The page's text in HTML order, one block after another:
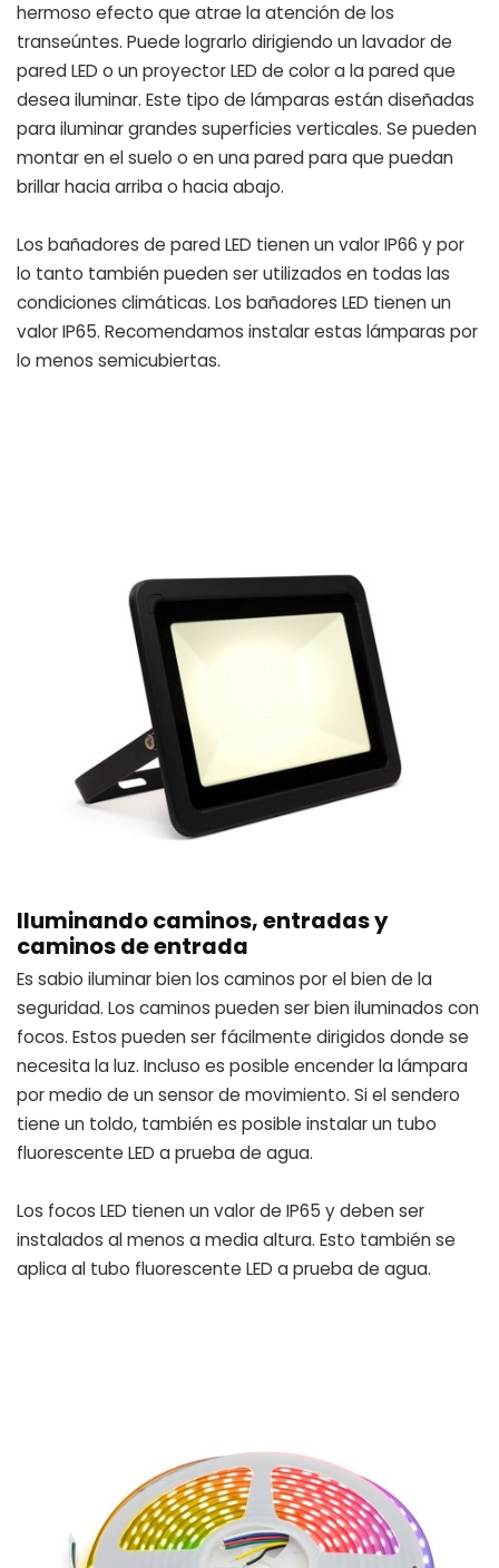
hermoso efecto que atrae la atención de los
transeúntes. Puede lograrlo dirigiendo un lavador de
pared LED o un proyector LED de color a la pared que
desea iluminar. Este tipo de lámparas están diseñadas
para iluminar grandes superficies verticales. Se pueden
montar en el suelo o en una pared para que puedan
brillar hacia arriba o hacia abajo.
Los bañadores de pared LED tienen un valor IP66 y por
lo tanto también pueden ser utilizados en todas las
condiciones climáticas. Los bañadores LED tienen un
valor IP65. Recomendamos instalar estas lámparas por
lo menos semicubiertas.
Iluminando caminos, entradas y
caminos de entrada
Es sabio iluminar bien los caminos por el bien de la
seguridad. Los caminos pueden ser bien iluminados con
focos. Estos pueden ser fácilmente dirigidos donde se
necesita la luz. Incluso es posible encender la lámpara
por medio de un sensor de movimiento. Si el sendero
tiene un toldo, también es posible instalar un tubo
fluorescente LED a prueba de agua.
Los focos LED tienen un valor de IP65 y deben ser
instalados al menos a media altura. Esto también se
aplica al tubo fluorescente LED a prueba de agua.